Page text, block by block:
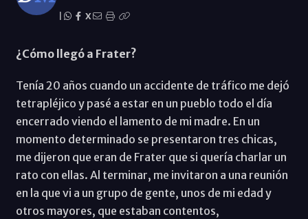
X
¿Cómo llegó a Frater?
Tenía 20 años cuando un accidente de tráfico me dejó
tetrapléjico y pasé a estar en un pueblo todo el día
encerrado viendo el lamento de mi madre. En un
momento determinado se presentaron tres chicas,
me dijeron que eran de Frater que si quería charlar un
rato con ellas. Al terminar, me invitaron a una reunión
en la que vi a un grupo de gente, unos de mi edad y
otros mayores, que estaban contentos,